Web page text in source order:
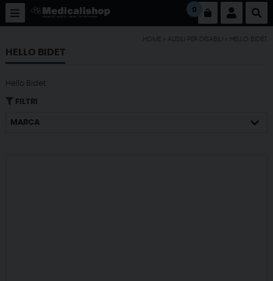
0
HOME AUSILI PER DISABILI HELLO BIDET
HELLO BIDET
Hello Bidet
FILTRI
MARCA